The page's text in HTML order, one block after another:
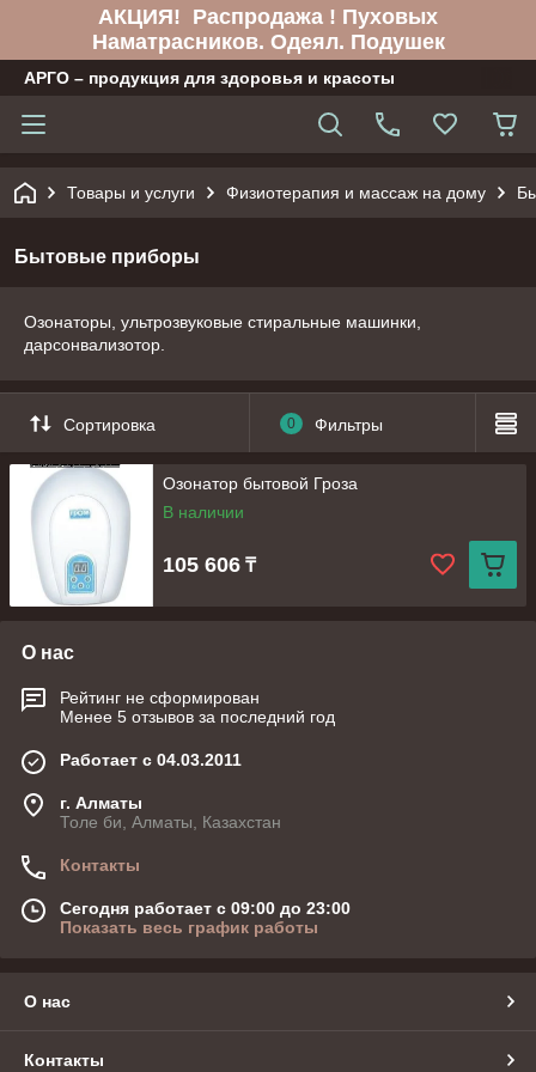
АКЦИЯ! Распродажа ! Пуховых
Наматрасников. Одеял. Подушек
АРГО – продукция для здоровья и красоты
Товары и услуги Физиотерапия и массаж на дому
Бытовые приборы
Озонаторы, ультрозвуковые стиральные машинки,
дарсонвализотор.
Сортировка 0 Фильтры
Озонатор бытовой Гроза
В наличии
105 606 ₸
О нас
Рейтинг не сформирован
Менее 5 отзывов за последний год
Работает с 04.03.2011
г. Алматы
Толе би, Алматы, Казахстан
Контакты
Сегодня работает с 09:00 до 23:00
Показать весь график работы
О нас
Контакты